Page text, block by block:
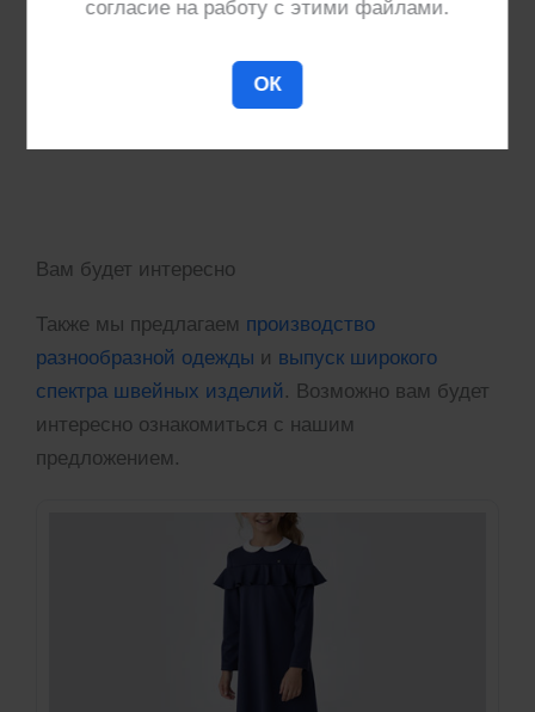
ответит на вопросы и предоставит информацию
Вам будет интересно
Также мы предлагаем производство
разнообразной одежды и выпуск широкого
спектра швейных изделий . Возможно вам будет
интересно ознакомиться с нашим
предложением.
согласие на работу с этими файлами.
ОК